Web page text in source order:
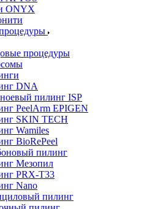
ONYX
процедуры
DNA
пилинг ISP
PeelArm EPIGEN
SKIN TECH
Wamiles
BioRePeel
пилинг
Мезопил
PRX-T33
Nano
пилинг